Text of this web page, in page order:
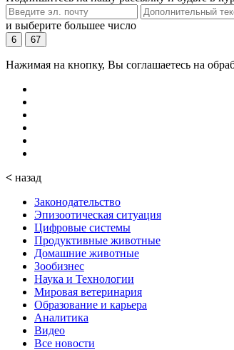
и выберите большее число
6 67
Нажимая на кнопку, Вы соглашаетесь на
< назад
Законодательство
Эпизоотическая ситуация
Цифровые системы
Продуктивные животные
Домашние животные
Зообизнес
Наука и Технологии
Мировая ветеринария
Образование и карьера
Аналитика
Видео
Все новости